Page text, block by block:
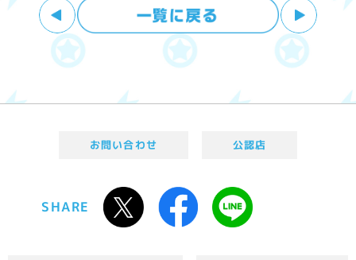
お問い合わせ 公認店
SHARE